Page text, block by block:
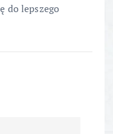
do lepszego